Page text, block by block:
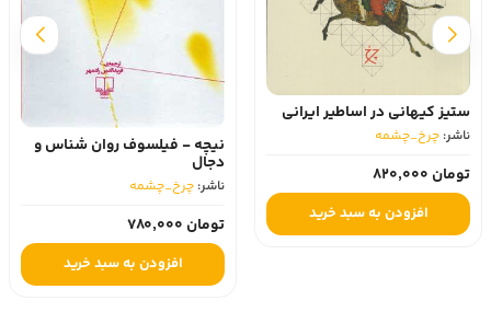
ستیز کیهانی در اساطیر ایرانی
ناشر: چرخ_چشمه
تومان 820,000
افزودن به سبد خرید
نیچه - فیلسوف روان شناس و
دجال
ناشر: چرخ_چشمه
تومان 780,000
افزودن به سبد خرید